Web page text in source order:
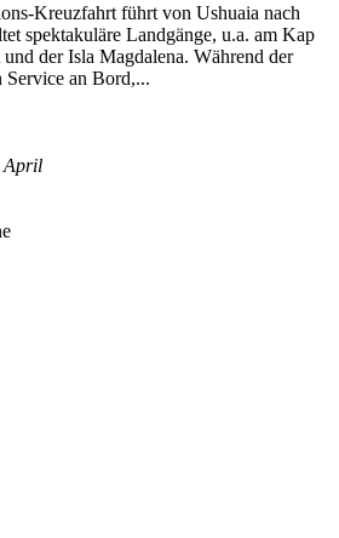
Kreuzfahrt führt von Ushuaia nach
spektakuläre Landgänge, u.a. am Kap
der Isla Magdalena. Während der
Service an Bord,...
April